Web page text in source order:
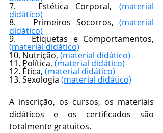
7.   Estética Corporal, (material
didático)
8.   Primeiros Socorros, (material
didático)
(material didático)
10. Nutrição, (material didático)
11. Política, (material didático)
12. Ética, (material didático)
13. Sexologia (material didático)
A inscrição, os cursos, os materiais
didáticos e os certificados são
totalmente gratuitos.